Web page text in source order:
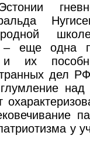
еще одна
и их
дел
у